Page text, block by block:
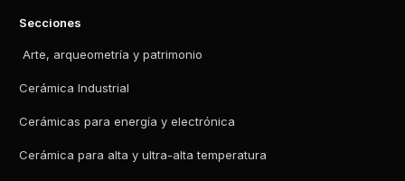
Secciones
Arte, arqueometría y patrimonio
Cerámica Industrial
Cerámicas para energía y electrónica
Cerámica para alta y ultra-alta temperatura